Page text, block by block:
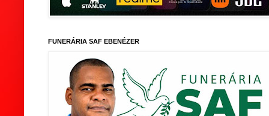
FUNERÁRIA SAF EBENÉZER